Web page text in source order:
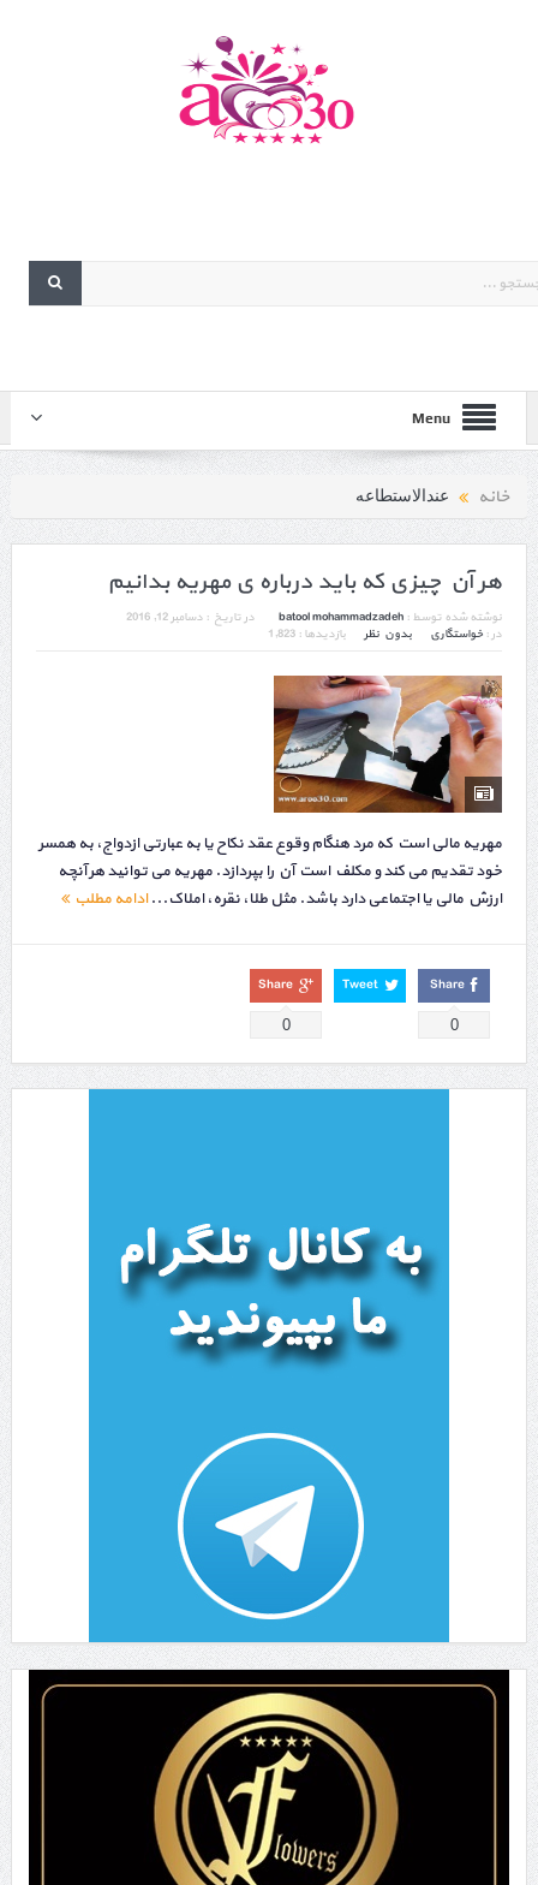
Menu
خانه عندالاستطاعه
هر آن چیزی که باید درباره ی مهریه بدانیم
نوشته شده توسط : batool mohammadzadeh در تاریخ : دسامبر 12, 2016
در : خواستگاری بدون نظر بازدیدها : 1,823
مهریه مالی است که مرد هنگام وقوع عقد نکاح یا به عبارتی ازدواج، به همسر
خود تقدیم می کند و مکلف است آن را بپردازد. مهریه می توانید هر آنچه
ارزش مالی یا اجتماعی دارد باشد. مثل طلا، نقره، املاک...ادامه مطلب
Share
0
Tweet
Share
0